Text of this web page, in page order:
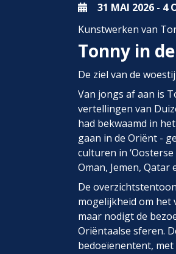
31 MAI 2026 - 4
Kunstwerken van
Tonny in
De ziel van de
Van jongs af aan is
vertellingen van
had bekwaamd in
gaan in de Oriënt -
culturen in
Oman, Jemen, Qatar
De
mogelijkheid om het
maar nodigt de
Oriëntaalse sferen.
bedoeïenentent,